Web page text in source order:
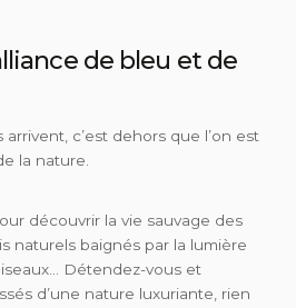
de bleu et de
c’est dehors que l’on est
la nature.
découvrir la vie sauvage des
naturels baignés par la lumière
Détendez-vous et
d’une nature luxuriante, rien